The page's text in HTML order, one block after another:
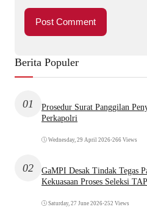
Berita Populer
01
Prosedur Surat Panggilan
Perkapolri
Wednesday, 29 April 2026•266 Views
02
GaMPI Desak Tindak Tegas
Kekuasaan Proses Seleksi
Saturday, 27 June 2026•252 Views